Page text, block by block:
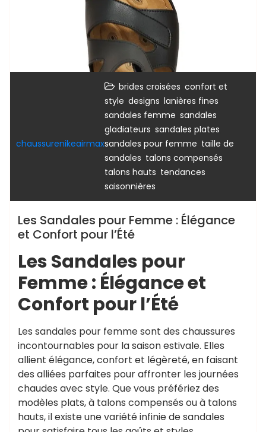
chaussurenikeairmax
brides croisées confort et
style designs lanières fines
sandales femme sandales
gladiateurs sandales plates
sandales pour femme taille de
sandales talons compensés
talons hauts tendances
saisonnières
Les Sandales pour Femme : Élégance
et Confort pour l’Été
Les Sandales pour
Femme : Élégance et
Confort pour l’Été
Les sandales pour femme sont des chaussures
incontournables pour la saison estivale. Elles
allient élégance, confort et légèreté, en faisant
des alliées parfaites pour affronter les journées
chaudes avec style. Que vous préfériez des
modèles plats, à talons compensés ou à talons
hauts, il existe une variété infinie de sandales